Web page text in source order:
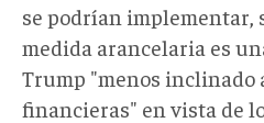
se podrían implementar,
medida arancelaria es
Trump "menos inclinado
financieras" en vista de